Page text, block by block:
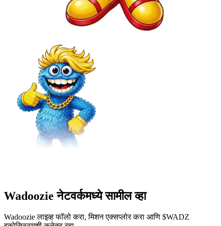
Wadoozie नेटवर्कमध्ये सामील व्हा
Wadoozie लाइव्ह फॉलो करा, मिशन एक्सप्लोर करा आणि $WADZ